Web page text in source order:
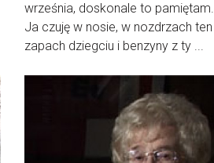
września, doskonale to pamiętam.
Ja czuję w nosie, w nozdrzach ten
zapach dziegciu i benzyny z ty ...